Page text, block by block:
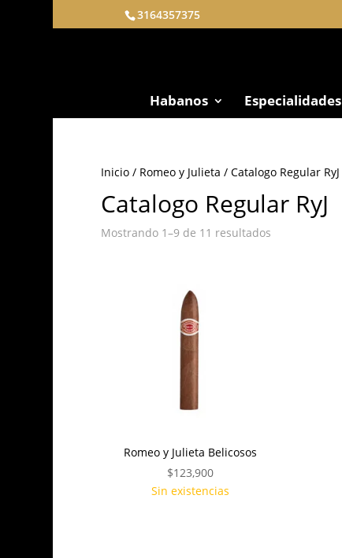
3164357375
Habanos Especialidades
Inicio/ Romeo y Julieta / Catalogo Regular RyJ
Catalogo Regular RyJ
Mostrando 1–9 de 11 resultados
Romeo y Julieta Belicosos
$123,900
Sin existencias